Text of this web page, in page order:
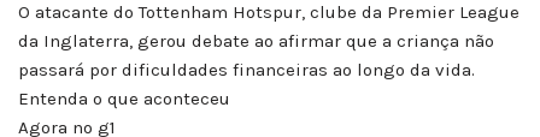
O atacante do Tottenham Hotspur, clube da Premier League
da Inglaterra, gerou debate ao afirmar que a criança não
passará por dificuldades financeiras ao longo da vida.
Entenda o que aconteceu
Agora no g1